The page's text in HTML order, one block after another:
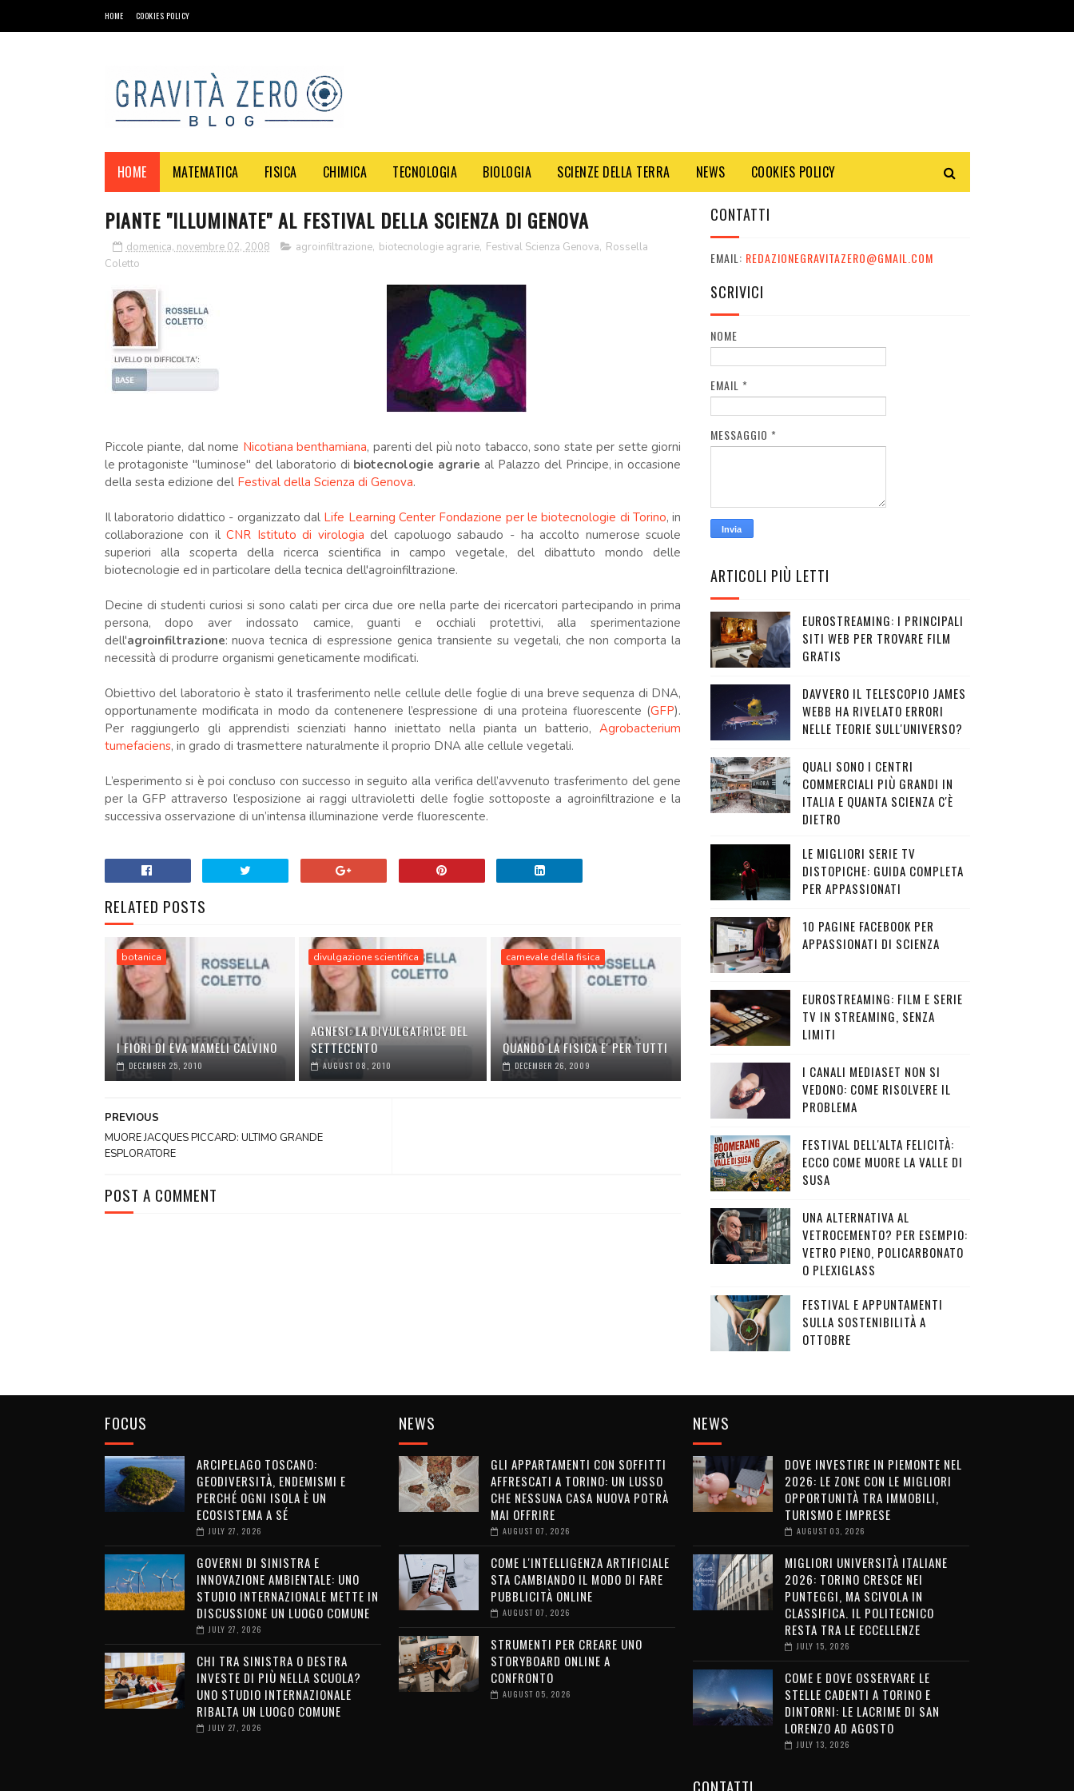
HOME COOKIES POLICY
HOME MATEMATICA FISICA CHIMICA TECNOLOGIA BIOLOGIA SCIENZE DELLA TERRA NEWS COOKIES POLICY
PIANTE "ILLUMINATE" AL FESTIVAL DELLA SCIENZA DI GENOVA
domenica, novembre 02, 2008 agroinfiltrazione, biotecnologie agrarie, Festival Scienza Genova, Rossella
Coletto
Piccole piante, dal nome Nicotiana benthamiana, parenti del più noto tabacco, sono state per sette giorni
le protagoniste "luminose" del laboratorio di biotecnologie agrarie al Palazzo del Principe, in occasione
della sesta edizione del Festival della Scienza di Genova.
Il laboratorio didattico - organizzato dal Life Learning Center Fondazione per le biotecnologie di Torino, in
collaborazione con ilCNR Istituto di virologia del capoluogo sabaudo - ha accolto numerose scuole
superiori alla scoperta della ricerca scientifica in campo vegetale, del dibattuto mondo delle
biotecnologie ed in particolare della tecnica dell'agroinfiltrazione.
Decine di studenti curiosi si sono calati per circa due ore nella parte dei ricercatori partecipando in prima
persona, dopo aver indossato camice, guanti e occhiali protettivi, alla sperimentazione
dell'agroinfiltrazione: nuova tecnica di espressione genica transiente su vegetali, che non comporta la
necessità di produrre organismi geneticamente modificati.
Obiettivo del laboratorio è stato il trasferimento nelle cellule delle foglie di una breve sequenza di DNA,
opportunamente modificata in modo da contenenere l’espressione di una proteina fluorescente (GFP).
Per raggiungerlo gli apprendisti scienziati hanno iniettato nella pianta un batterio,Agrobacterium
tumefaciens, in grado di trasmettere naturalmente il proprio DNA alle cellule vegetali.
L’esperimento si è poi concluso con successo in seguito alla verifica dell’avvenuto trasferimento del gene
per la GFP attraverso l’esposizione ai raggi ultravioletti delle foglie sottoposte a agroinfiltrazione e la
successiva osservazione di un’intensa illuminazione verde fluorescente.
RELATED POSTS
botanica
I FIORI DI EVA MAMELI CALVINO
DECEMBER 25, 2010
divulgazione scientifica
AGNESI: LA DIVULGATRICE DEL
SETTECENTO
AUGUST 08, 2010
carnevale della fisica
QUANDO LA FISICA E' PER TUTTI
DECEMBER 26, 2009
PREVIOUS
MUORE JACQUES PICCARD: ULTIMO GRANDE
ESPLORATORE
POST A COMMENT
CONTATTI
EMAIL: REDAZIONEGRAVITAZERO@GMAIL.COM
SCRIVICI
NOME
EMAIL *
MESSAGGIO *
ARTICOLI PIÙ LETTI
EUROSTREAMING: I PRINCIPALI
SITI WEB PER TROVARE FILM
GRATIS
DAVVERO IL TELESCOPIO JAMES
WEBB HA RIVELATO ERRORI
NELLE TEORIE SULL'UNIVERSO?
QUALI SONO I CENTRI
COMMERCIALI PIÙ GRANDI IN
ITALIA E QUANTA SCIENZA C'È
DIETRO
LE MIGLIORI SERIE TV
DISTOPICHE: GUIDA COMPLETA
PER APPASSIONATI
10 PAGINE FACEBOOK PER
APPASSIONATI DI SCIENZA
EUROSTREAMING: FILM E SERIE
TV IN STREAMING, SENZA
LIMITI
I CANALI MEDIASET NON SI
VEDONO: COME RISOLVERE IL
PROBLEMA
FESTIVAL DELL'ALTA FELICITÀ:
ECCO COME MUORE LA VALLE DI
SUSA
UNA ALTERNATIVA AL
VETROCEMENTO? PER ESEMPIO:
VETRO PIENO, POLICARBONATO
O PLEXIGLASS
FESTIVAL E APPUNTAMENTI
SULLA SOSTENIBILITÀ A
OTTOBRE
FOCUS
ARCIPELAGO TOSCANO:
GEODIVERSITÀ, ENDEMISMI E
PERCHÉ OGNI ISOLA È UN
ECOSISTEMA A SÉ
JULY 27, 2026
GOVERNI DI SINISTRA E
INNOVAZIONE AMBIENTALE: UNO
STUDIO INTERNAZIONALE METTE IN
DISCUSSIONE UN LUOGO COMUNE
JULY 27, 2026
CHI TRA SINISTRA O DESTRA
INVESTE DI PIÙ NELLA SCUOLA?
UNO STUDIO INTERNAZIONALE
RIBALTA UN LUOGO COMUNE
JULY 27, 2026
NEWS
GLI APPARTAMENTI CON SOFFITTI
AFFRESCATI A TORINO: UN LUSSO
CHE NESSUNA CASA NUOVA POTRÀ
MAI OFFRIRE
AUGUST 07, 2026
COME L'INTELLIGENZA ARTIFICIALE
STA CAMBIANDO IL MODO DI FARE
PUBBLICITÀ ONLINE
AUGUST 07, 2026
STRUMENTI PER CREARE UNO
STORYBOARD ONLINE A
CONFRONTO
AUGUST 05, 2026
NEWS
DOVE INVESTIRE IN PIEMONTE NEL
2026: LE ZONE CON LE MIGLIORI
OPPORTUNITÀ TRA IMMOBILI,
TURISMO E IMPRESE
AUGUST 03, 2026
MIGLIORI UNIVERSITÀ ITALIANE
2026: TORINO CRESCE NEI
PUNTEGGI, MA SCIVOLA IN
CLASSIFICA. IL POLITECNICO
RESTA TRA LE ECCELLENZE
JULY 15, 2026
COME E DOVE OSSERVARE LE
STELLE CADENTI A TORINO E
DINTORNI: LE LACRIME DI SAN
LORENZO AD AGOSTO
JULY 13, 2026
CONTATTI